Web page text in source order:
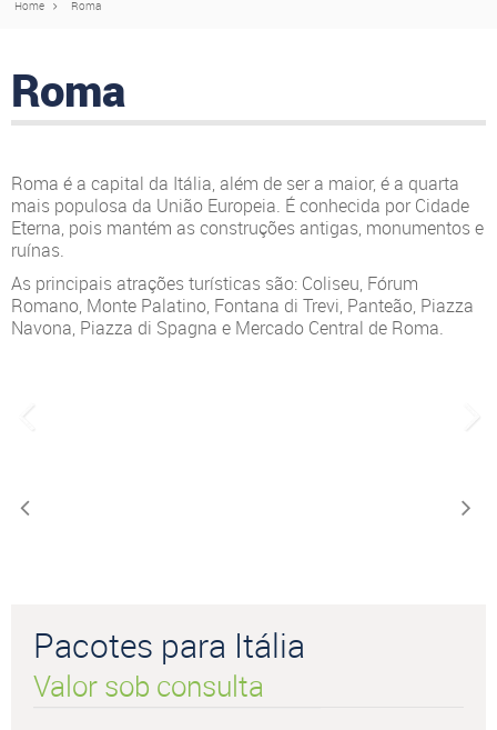
Home Roma
Roma
Roma é a capital da Itália, além de ser a maior, é a quarta
mais populosa da União Europeia. É conhecida por Cidade
Eterna, pois mantém as construções antigas, monumentos e
ruínas.
As principais atrações turísticas são: Coliseu, Fórum
Romano, Monte Palatino, Fontana di Trevi, Panteão, Piazza
Navona, Piazza di Spagna e Mercado Central de Roma.
Pacotes para Itália
Valor sob consulta